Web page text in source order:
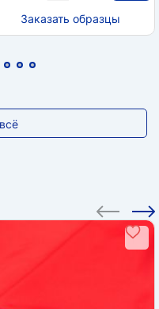
Заказать образцы